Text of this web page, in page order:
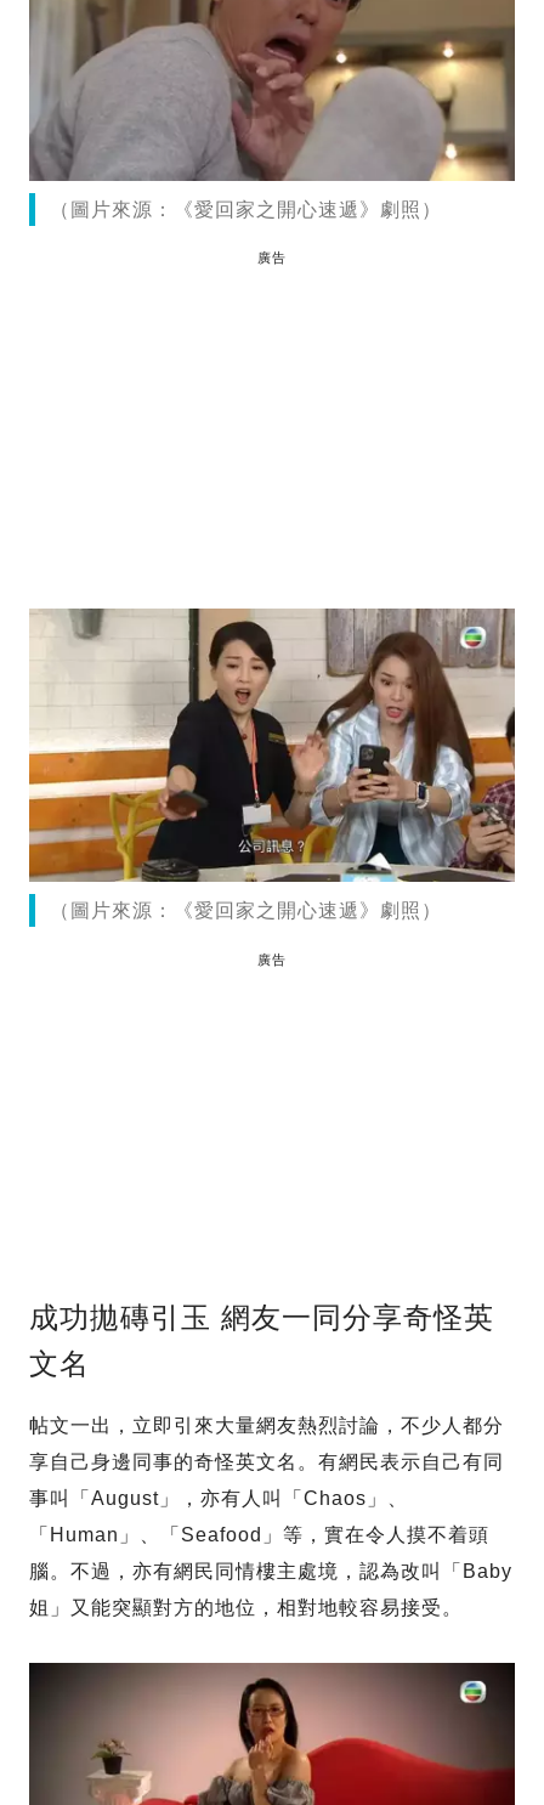
（圖片來源：《愛回家之開心速遞》劇照）
廣告
（圖片來源：《愛回家之開心速遞》劇照）
廣告
成功拋磚引玉 網友一同分享奇怪英
文名
帖文一出，立即引來大量網友熱烈討論，不少人都分
享自己身邊同事的奇怪英文名。有網民表示自己有同
事叫「August」，亦有人叫「Chaos」、
「Human」、「Seafood」等，實在令人摸不着頭
腦。不過，亦有網民同情樓主處境，認為改叫「Baby
姐」又能突顯對方的地位，相對地較容易接受。